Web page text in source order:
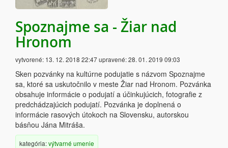
Spoznajme sa - Žiar nad
Hronom
vytvorené: 13. 12. 2018 22:47upravené:28. 01. 2019 09:03
Sken pozvánky na kultúrne podujatie s názvom Spoznajme
sa, ktoré sa uskutočnilo v meste Žiar nad Hronom. Pozvánka
obsahuje informácie o podujatí a účinkujúcich, fotografie z
predchádzajúcich podujatí. Pozvánka je doplnená o
informácie rasových útokoch na Slovensku, autorskou
básňou Jána Mitráša.
kategória:výtvarné umenie